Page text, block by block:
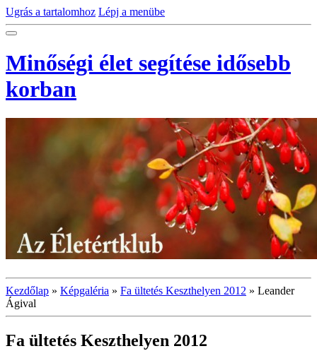
Ugrás a tartalomhoz Lépj a menübe
Minőségi élet segítése idősebb
korban
Kezdőlap » Képgaléria » Fa ültetés Keszthelyen 2012 » Leander
Ágival
Fa ültetés Keszthelyen 2012